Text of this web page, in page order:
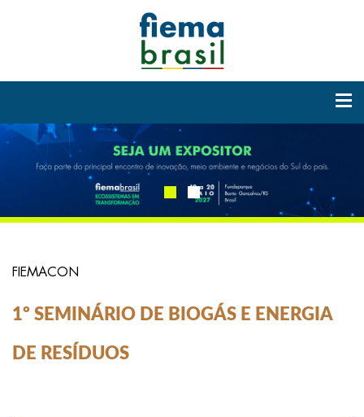
FIEMACON
1º SEMINÁRIO DE BIOGÁS E ENERGIA
DE RESÍDUOS